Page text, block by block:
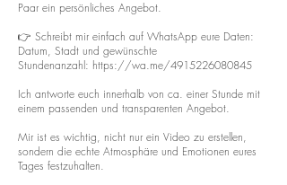
Paar ein persönliches Angebot.
👉 Schreibt mir einfach auf WhatsApp eure Daten:
Datum, Stadt und gewünschte
Stundenanzahl: https://wa.me/4915226080845
Ich antworte euch innerhalb von ca. einer Stunde mit
einem passenden und transparenten Angebot.
Mir ist es wichtig, nicht nur ein Video zu erstellen,
sondern die echte Atmosphäre und Emotionen eures
Tages festzuhalten.